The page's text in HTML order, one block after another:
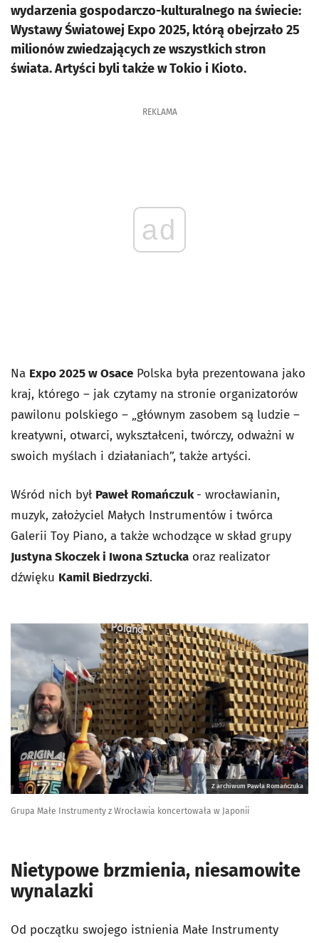
wydarzenia gospodarczo-kulturalnego na świecie:
Wystawy Światowej Expo 2025, którą obejrzało 25
milionów zwiedzających ze wszystkich stron
świata. Artyści byli także w Tokio i Kioto.
REKLAMA
ad
Na Expo 2025 w Osace Polska była prezentowana jako
kraj, którego – jak czytamy na stronie organizatorów
pawilonu polskiego – „głównym zasobem są ludzie –
kreatywni, otwarci, wykształceni, twórczy, odważni w
swoich myślach i działaniach”, także artyści.
Wśród nich był Paweł Romańczuk- wrocławianin,
muzyk, założyciel Małych Instrumentów i twórca
Galerii Toy Piano, a także wchodzące w skład grupy
Justyna Skoczek i Iwona Sztucka oraz realizator
dźwięku Kamil Biedrzycki.
Z archiwum Pawła Romańczuka
Grupa Małe Instrumenty z Wrocławia koncertowała w Japonii
Nietypowe brzmienia, niesamowite
wynalazki
Od początku swojego istnienia Małe Instrumenty